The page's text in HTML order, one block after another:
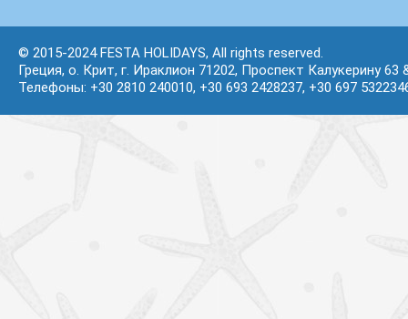
© 2015-2024 FESTA HOLIDAYS, All rights reserved.
Греция, о. Крит, г. Ираклион 71202, Проспект Калукерину 63
Телефоны: +30 2810 240010, +30 693 2428237, +30 697